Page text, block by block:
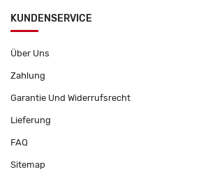
KUNDENSERVICE
Über Uns
Zahlung
Garantie Und Widerrufsrecht
Lieferung
FAQ
Sitemap